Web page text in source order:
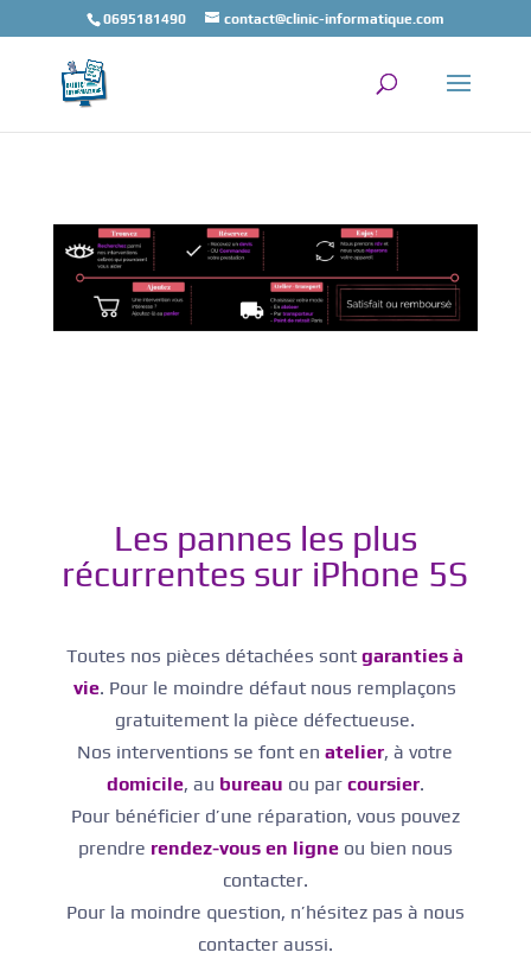
0695181490 contact@clinic-informatique.com
Les pannes les plus
récurrentes sur iPhone 5S
Toutes nos pièces détachées sontgaranties à
vie. Pour le moindre défaut nous remplaçons
gratuitement la pièce défectueuse.
Nos interventions se font enatelier, à votre
domicile, au bureau ou par coursier.
Pour bénéficier d’une réparation, vous pouvez
prendre rendez-vous en ligneou bien nous
contacter.
Pour la moindre question, n’hésitez pas à nous
contacter aussi.